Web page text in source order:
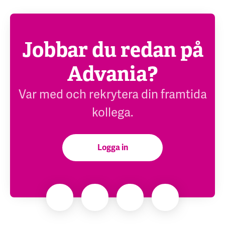
Jobbar du redan på
Advania?
Var med och rekrytera din framtida
kollega.
Logga in